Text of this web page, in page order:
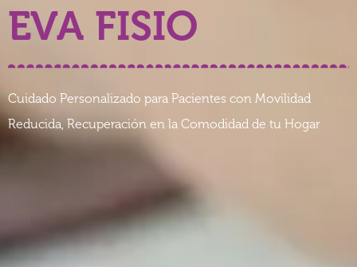
EVA FISIO
Cuidado Personalizado para Pacientes con Movilidad
Reducida, Recuperación en la Comodidad de tu Hogar